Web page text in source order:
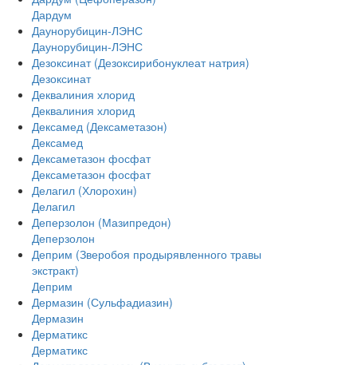
Дардум
Даунорубицин-ЛЭНС
Даунорубицин-ЛЭНС
Дезоксинат (Дезоксирибонуклеат натрия)
Дезоксинат
Деквалиния хлорид
Деквалиния хлорид
Дексамед (Дексаметазон)
Дексамед
Дексаметазон фосфат
Дексаметазон фосфат
Делагил (Хлорохин)
Делагил
Деперзолон (Мазипредон)
Деперзолон
Деприм (Зверобоя продырявленного травы
экстракт)
Деприм
Дермазин (Сульфадиазин)
Дермазин
Дерматикс
Дерматикс